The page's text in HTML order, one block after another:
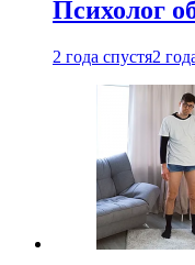
Психолог
2 года спустя2